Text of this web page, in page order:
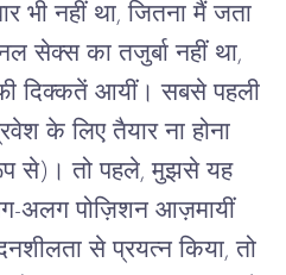
भी नहीं था, जितना मैं जता
सेक्स का तजुर्बा नहीं था,
दिक्कतें आयीं। सबसे पहली
के लिए तैयार ना होना
से)। तो पहले, मुझसे यह
अलग पोज़िशन आज़मायीं
से प्रयत्न किया, तो